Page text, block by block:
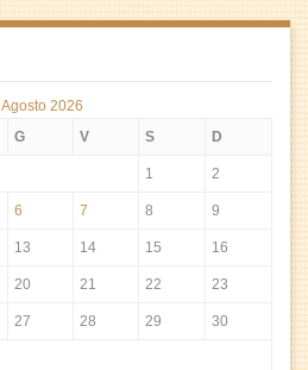
Agosto 2026
G V S D
1 2
6 7 8 9
13 14 15 16
20 21 22 23
27 28 29 30